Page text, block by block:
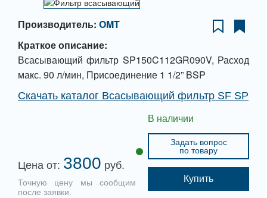
Производитель: OMT
Краткое описание:
Всасывающий фильтр SP150C112GR090V, Расход
макс. 90 л/мин, Присоединение 1 1/2” BSP
Скачать каталог Всасывающий фильтр SF SP
Цена от: 3800 руб.
Точную цену мы сообщим
после заявки.
В наличии
Задать вопрос
по товару
Купить